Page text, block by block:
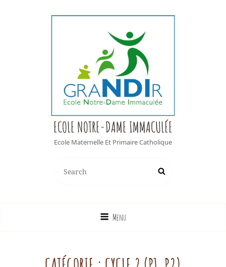
ECOLE NOTRE-DAME IMMACULÉE
Ecole Maternelle Et Primaire Catholique
for:
Menu